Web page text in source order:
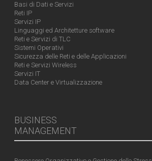
Basi di Dati e Servizi
Reti IP
Servizi IP
Linguaggi ed Architetture software
Reti e Servizi di TLC
Sistemi Operativi
Sicurezza delle Reti e delle Applicazioni
Reti e Servizi Wireless
Servizi IT
Data Center e Virtualizzazione
BUSINESS
MANAGEMENT